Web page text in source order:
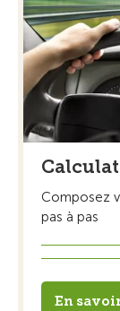
Composez
pas à pas
En